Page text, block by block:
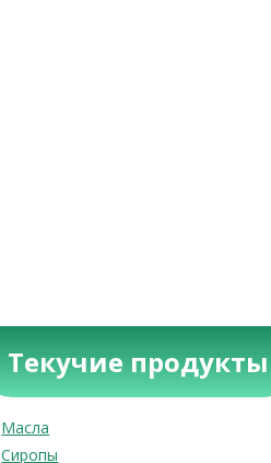
Текучие продукты
Масла
Сиропы